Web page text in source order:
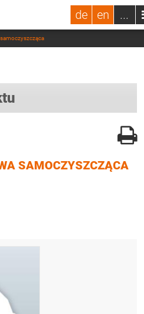
de en ...
SAMOCZYSZCZĄCA